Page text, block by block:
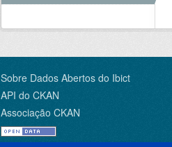
Sobre Dados Abertos do Ibict
API do CKAN
Associação CKAN